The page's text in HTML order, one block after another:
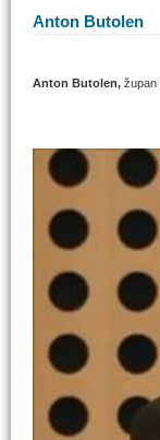
Anton Butolen
Anton Butolen, župan